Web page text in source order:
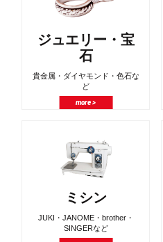
ジュエリー・宝
石
貴金属・ダイヤモンド・色石な
ど
more >
ミシン
JUKI・JANOME・brother・
SINGERなど